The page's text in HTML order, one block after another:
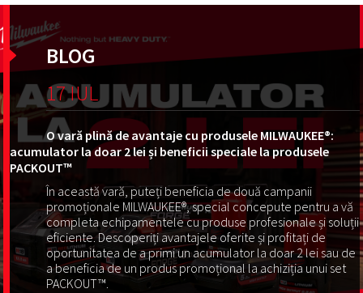
BLOG
17 IUL
O vară plină de avantaje cu produsele MILWAUKEE®:
acumulator la doar 2 lei și beneficii speciale la produsele
PACKOUT™
În această vară, puteți beneficia de două campanii
promoționale MILWAUKEE®, special concepute pentru a vă
completa echipamentele cu produse profesionale și soluții
eficiente. Descoperiți avantajele oferite și profitați de
oportunitatea de a primi un acumulator la doar 2 lei sau de
a beneficia de un produs promoțional la achiziția unui set
PACKOUT™.